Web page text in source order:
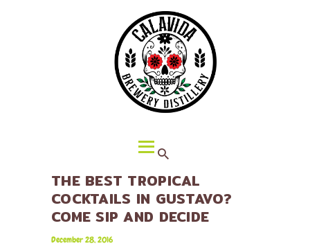
ABOUT CALAVIDA
EVENTS
¡VIVA CALAVIDA!
LOCATIONS
THE BEST TROPICAL
COCKTAILS IN GUSTAVO?
COME SIP AND DECIDE
December 28, 2016